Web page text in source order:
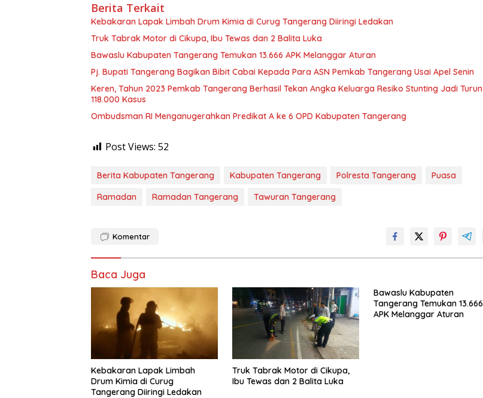
Berita Terkait
Kebakaran Lapak Limbah Drum Kimia di Curug Tangerang Diiringi Ledakan
Truk Tabrak Motor di Cikupa, Ibu Tewas dan 2 Balita Luka
Bawaslu Kabupaten Tangerang Temukan 13.666 APK Melanggar Aturan
Pj. Bupati Tangerang Bagikan Bibit Cabai Kepada Para ASN Pemkab Tangerang Usai Apel Senin
Keren, Tahun 2023 Pemkab Tangerang Berhasil Tekan Angka Keluarga Resiko Stunting Jadi Turun
118.000 Kasus
Ombudsman RI Menganugerahkan Predikat A ke 6 OPD Kabupaten Tangerang
Post Views: 52
Berita Kabupaten Tangerang Kabupaten Tangerang Polresta Tangerang
Puasa
Ramadan
Ramadan Tangerang Tawuran Tangerang
Komentar
Baca Juga
Kebakaran Lapak Limbah
Drum Kimia di Curug
Tangerang Diiringi Ledakan
Truk Tabrak Motor di Cikupa,
Ibu Tewas dan 2 Balita Luka
Bawaslu Kabupaten
Tangerang Temukan 13.666
APK Melanggar Aturan